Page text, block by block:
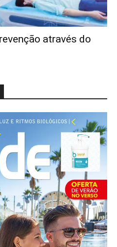
através do